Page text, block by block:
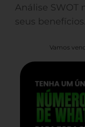
Análise SWOT
seus benefícios.
Vamos